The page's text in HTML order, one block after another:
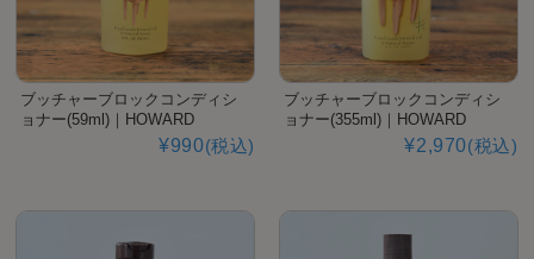
ブッチャーブロックコンディシ
ョナー(59ml)｜HOWARD
¥990(税込)
ブッチャーブロックコンディシ
ョナー(355ml)｜HOWARD
¥2,970(税込)